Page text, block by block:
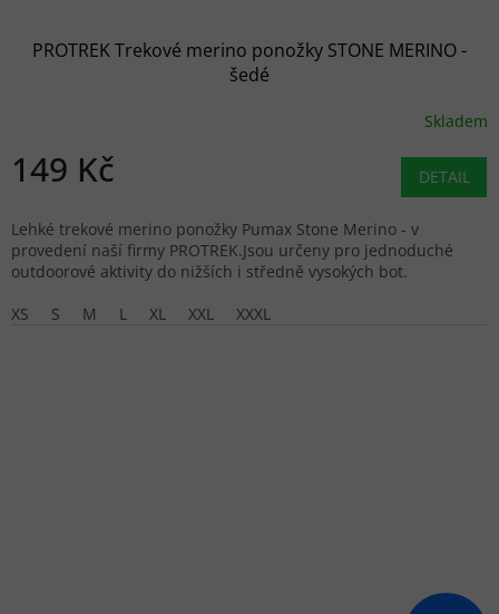
PROTREK Trekové merino ponožky STONE MERINO -
šedé
Skladem
149 Kč DETAIL
Lehké trekové merino ponožky Pumax Stone Merino - v
provedení naší firmy PROTREK.Jsou určeny pro jednoduché
outdoorové aktivity do nižších i středně vysokých bot.
XS
S M L XL XXL XXXL